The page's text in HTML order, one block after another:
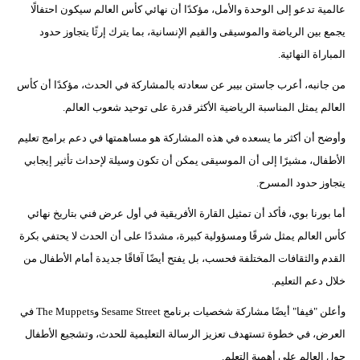
عالمية تدعو إلى الوحدة والأمل، مؤكدًا أن نهائي كأس العالم سيكون احتفالًا
يجمع بين الرياضة والموسيقى والقيم الإنسانية، بما يترك إرثًا يتجاوز حدود
المباراة النهائية.
من جانبه، أعرب جاستن بيبر عن سعادته بالمشاركة في الحدث، مؤكدًا أن كأس
العالم يمثل المناسبة الرياضية الأكثر قدرة على توحيد شعوب العالم.
وأوضح أن أكثر ما يسعده في هذه المشاركة هو مساهمتها في دعم برامج تعليم
الأطفال، مشيرًا إلى أن الموسيقى يمكن أن تكون وسيلة لإحداث تأثير إيجابي
يتجاوز حدود المسرح.
أما بورنا بوي، فأكد أن تمثيل القارة الأفريقية في أول عرض فني بتاريخ نهائي
كأس العالم يمثل شرفًا ومسؤولية كبيرة، مشددًا على أن الحدث لا يحتفي بكرة
القدم والثقافات المختلفة فحسب، بل يفتح أيضًا آفاقًا جديدة أمام الأطفال من
خلال دعم التعليم.
وأعلن "فيفا" أيضًا مشاركة شخصيات برنامج Sesame Street وThe Muppets في
العرض، في خطوة تستهدف تعزيز الرسالة التعليمية للحدث، وتشجيع الأطفال
حول العالم على أهمية التعلم.